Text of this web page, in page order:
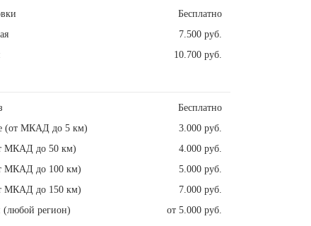
Бесплатно
7.500 руб.
10.700 руб.
Бесплатно
(от МКАД до 5 км)
3.000 руб.
МКАД до 50 км)
4.000 руб.
МКАД до 100 км)
5.000 руб.
МКАД до 150 км)
7.000 руб.
(любой регион)
от 5.000 руб.